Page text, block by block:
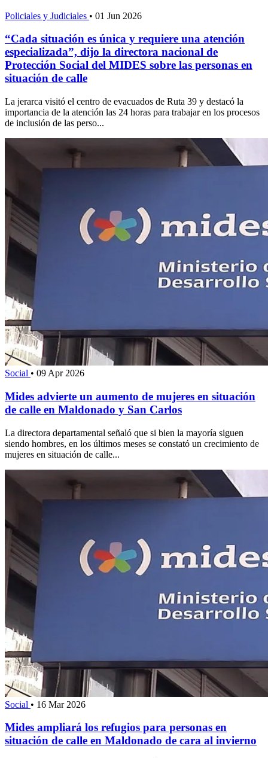
Policiales y Judiciales • 01 Jun 2026
“Cada situación es única y requiere una atención
especializada”, dijo la directora nacional de
Protección Social del MIDES sobre las personas en
situación de calle
La jerarca visitó el centro de evacuados de Ruta 39 y destacó la
importancia de la atención las 24 horas para trabajar en los procesos
de inclusión de las perso...
Social • 09 Apr 2026
Mides advierte un aumento de mujeres en situación
de calle en Maldonado y San Carlos
La directora departamental señaló que si bien la mayoría siguen
siendo hombres, en los últimos meses se constató un crecimiento de
mujeres en situación de calle...
Social • 16 Mar 2026
Mides ampliará los refugios para personas en
situación de calle en Maldonado de cara al invierno